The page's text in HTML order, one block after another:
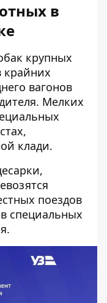
в
крупных
крайних
вагонов
Мелких
клади.
поездов
специальных